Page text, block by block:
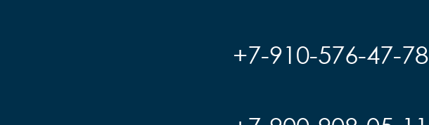
+7-910-576-47-78